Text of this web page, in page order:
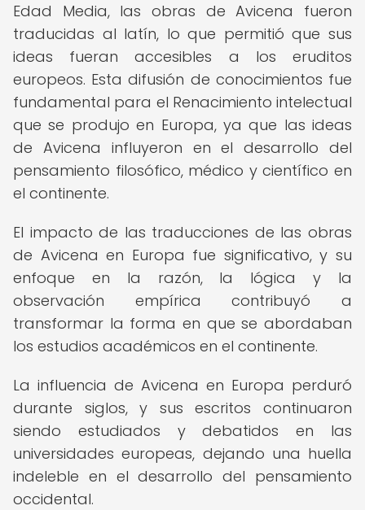
Edad Media, las obras de Avicena fueron
traducidas al latín, lo que permitió que sus
ideas fueran accesibles a los eruditos
europeos. Esta difusión de conocimientos fue
fundamental para el Renacimiento intelectual
que se produjo en Europa, ya que las ideas
de Avicena influyeron en el desarrollo del
pensamiento filosófico, médico y científico en
el continente.
El impacto de las traducciones de las obras
de Avicena en Europa fue significativo, y su
enfoque en la razón, la lógica y la
observación empírica contribuyó a
transformar la forma en que se abordaban
los estudios académicos en el continente.
La influencia de Avicena en Europa perduró
durante siglos, y sus escritos continuaron
siendo estudiados y debatidos en las
universidades europeas, dejando una huella
indeleble en el desarrollo del pensamiento
occidental.